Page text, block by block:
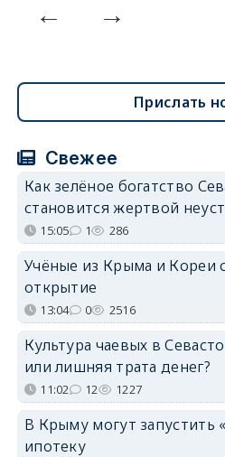
Прислать
Свежее
Как зелёное богатство
становится жертвой
15:05 1 286
Учёные из Крыма и Кореи
открытие
13:04 0 2516
Культура чаевых в
или лишняя трата денег?
11:02 12 1227
В Крыму могут запустить
ипотеку